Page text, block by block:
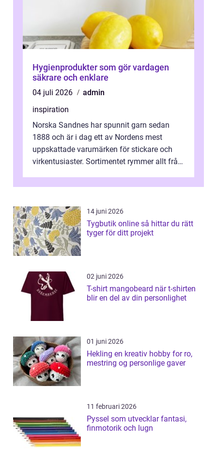
Hygienprodukter som gör vardagen
säkrare och enklare
04 juli 2026
admin
inspiration
Norska Sandnes har spunnit garn sedan
1888 och är i dag ett av Nordens mest
uppskattade varumärken för stickare och
virkentusiaster. Sortimentet rymmer allt från
14 juni 2026
Tygbutik online så hittar du rätt
tyger för ditt projekt
02 juni 2026
T-shirt mangobeard när t-shirten
blir en del av din personlighet
01 juni 2026
Hekling en kreativ hobby for ro,
mestring og personlige gaver
11 februari 2026
Pyssel som utvecklar fantasi,
finmotorik och lugn